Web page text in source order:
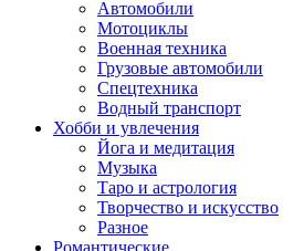
Автомобили
Мотоциклы
Военная техника
Грузовые автомобили
Спецтехника
Водный транспорт
Хобби и увлечения
Йога и медитация
Музыка
Таро и астрология
Творчество и искусство
Разное
Романтические